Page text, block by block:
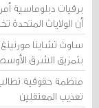
برقيات دبلوماسية
أن الولايات المتحدة
ساوث تشاينا
بتمزيق الشرق
منظمة حقوقية
تعذيب المعتقلين